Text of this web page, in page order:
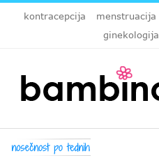
kontracepcija menstruacija
ginekologija